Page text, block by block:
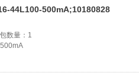
44L100-500mA;10180828
数量： 1